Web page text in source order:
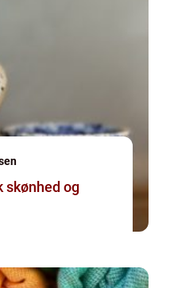
skønhed og